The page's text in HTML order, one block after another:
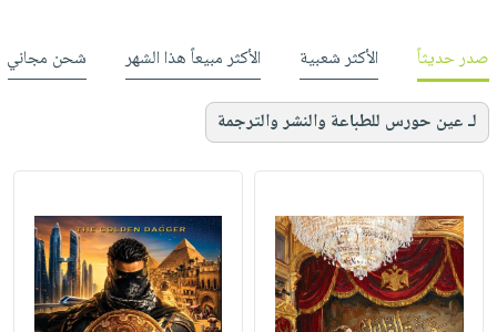
صدر حديثاً الأكثر شعبية الأكثر مبيعاً هذا الشهر شحن مجاني
لـ عين حورس للطباعة والنشر والترجمة